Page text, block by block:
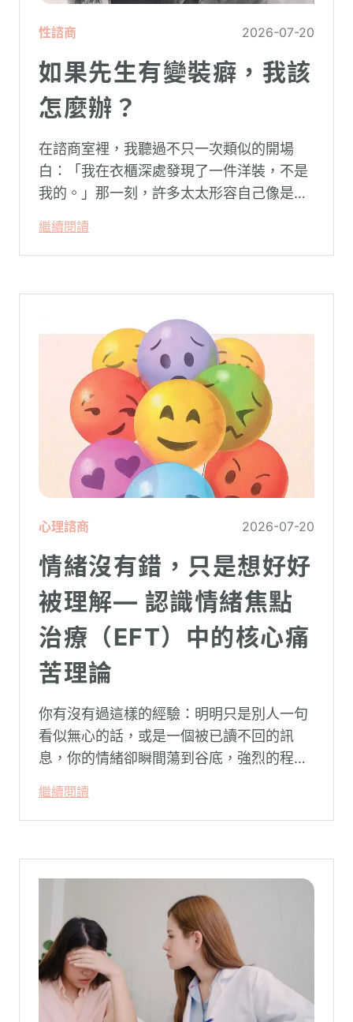
性諮商 2026-07-20
如果先生有變裝癖，我該
怎麼辦？
在諮商室裡，我聽過不只一次類似的開場
白：「我在衣櫃深處發現了一件洋裝，不是
我的。」那一刻，許多太太形容自己像是踩
陌生。
繼續閱讀
心理諮商 2026-07-20
情緒沒有錯，只是想好好
被理解— 認識情緒焦點
治療（EFT）中的核心痛
苦理論
你有沒有過這樣的經驗：明明只是別人一句
看似無心的話，或是一個被已讀不回的訊
息，你的情緒卻瞬間蕩到谷底，強烈的程度
怪：「事情真的有這麼嚴重嗎？」
繼續閱讀